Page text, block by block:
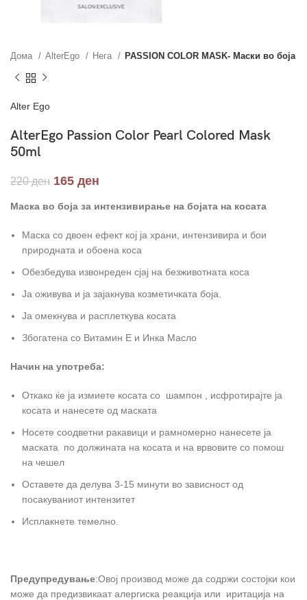
Дома AlterEgo Нега PASSION COLOR MASK- Маски во боја
Alter Ego
AlterEgo Passion Color Pearl Colored Mask
50ml
220ден 165 ден
Маска во боја за интензивирање на бојата на косата
Маска со двоен ефект кој ја храни, интензивира и бои
природната и обоена коса
Обезбедува извонреден сјај на безживотната коса
Ја оживува и ја зајакнува козметичката боја.
Ја омекнува и расплеткува косата
Збогатена со Витамин Е и Инка Масло
Начин на употреба:
Откако ќе ја измиете косата со шампон , исфротирајте ја
косата и нанесете од маската
Носете соодветни ракавици и рамномерно нанесете ја
маската по должината на косата и на врвовите со помош
на чешел
Оставете да делува 3-15 минути во зависност од
посакуваниот интензитет
Исплакнете темелно.
Предупредување:Овој производ може да содржи состојки кои
може да предизвикаат алергиска реакција или иритација на